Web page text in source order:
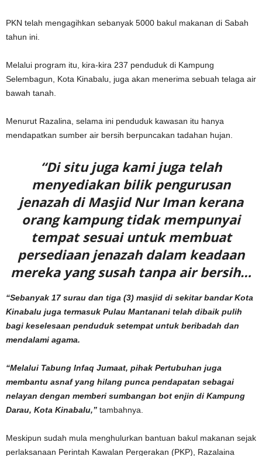
PKN telah mengagihkan sebanyak 5000 bakul makanan di Sabah
tahun ini.
Melalui program itu, kira-kira 237 penduduk di Kampung
Selembagun, Kota Kinabalu, juga akan menerima sebuah telaga air
bawah tanah.
Menurut Razalina, selama ini penduduk kawasan itu hanya
mendapatkan sumber air bersih berpuncakan tadahan hujan.
“Di situ juga kami juga telah
menyediakan bilik pengurusan
jenazah di Masjid Nur Iman kerana
orang kampung tidak mempunyai
tempat sesuai untuk membuat
persediaan jenazah dalam keadaan
mereka yang susah tanpa air bersih…
“Sebanyak 17 surau dan tiga (3) masjid di sekitar bandar Kota
Kinabalu juga termasuk Pulau Mantanani telah dibaik pulih
bagi keselesaan penduduk setempat untuk beribadah dan
mendalami agama.
“Melalui Tabung Infaq Jumaat, pihak Pertubuhan juga
membantu asnaf yang hilang punca pendapatan sebagai
nelayan dengan memberi sumbangan bot enjin di Kampung
Darau, Kota Kinabalu,” tambahnya.
Meskipun sudah mula menghulurkan bantuan bakul makanan sejak
perlaksanaan Perintah Kawalan Pergerakan (PKP), Razalaina